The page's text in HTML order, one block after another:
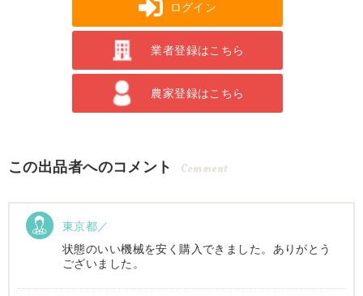
ログイン
業者登録はこちら
農家登録はこちら
この出品者へのコメント Comment
東京都／
状態のいい機械を安く購入できました。ありがとう
ございました。